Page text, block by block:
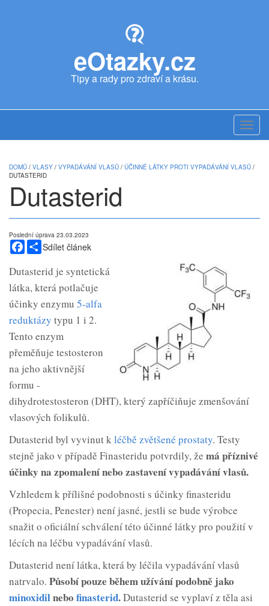
eOtazky.cz
Tipy a rady pro zdraví a krásu.
DOMŮ / VLASY / VYPADÁVÁNÍ VLASŮ / ÚČINNÉ LÁTKY PROTI VYPADÁVÁNÍ VLASŮ /
DUTASTERID
Dutasterid
Poslední úprava 23.03.2023
Sdílet článek
Facebook
Share
Dutasterid je syntetická
látka, která potlačuje
účinky enzymu 5-alfa
reduktázy typu 1 i 2.
Tento enzym
přeměňuje testosteron
na jeho aktivnější
formu -
dihydrotestosteron (DHT), který zapříčiňuje zmenšování
vlasových folikulů.
Dutasterid byl vyvinut kléčbě zvětšené prostaty. Testy
stejně jako v případě Finasteridu potvrdily, že má příznivé
účinky na zpomalení nebo zastavení vypadávání vlasů.
Vzhledem k přílišné podobnosti s účinky finasteridu
(Propecia, Penester) není jasné, jestli se bude výrobce
snažit o oficiální schválení této účinné látky pro použití v
lécích na léčbu vypadávání vlasů.
Dutasterid není látka, která by léčila vypadávání vlasů
natrvalo. Působí pouze během užívání podobně jako
minoxidilnebo finasterid.Dutasterid se vyplaví z těla asi